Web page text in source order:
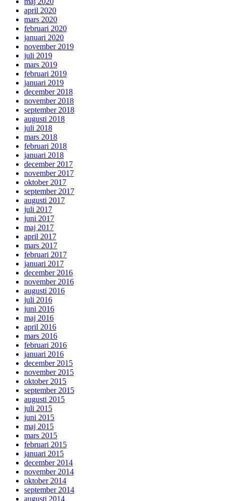
april 2020
mars 2020
februari 2020
januari 2020
november 2019
juli 2019
mars 2019
februari 2019
januari 2019
december 2018
november 2018
september 2018
augusti 2018
juli 2018
mars 2018
februari 2018
januari 2018
december 2017
november 2017
oktober 2017
september 2017
augusti 2017
juli 2017
juni 2017
maj 2017
april 2017
mars 2017
februari 2017
januari 2017
december 2016
november 2016
augusti 2016
juli 2016
juni 2016
maj 2016
april 2016
mars 2016
februari 2016
januari 2016
december 2015
november 2015
oktober 2015
september 2015
augusti 2015
juli 2015
juni 2015
maj 2015
mars 2015
februari 2015
januari 2015
december 2014
november 2014
oktober 2014
september 2014
augusti 2014